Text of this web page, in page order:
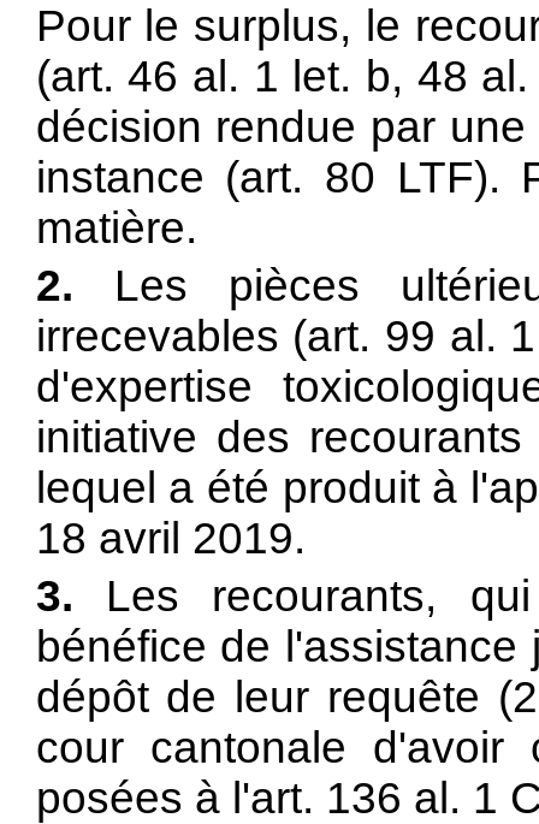
Pour le surplus, le
(art. 46 al. 1 let. b, 48
décision rendue par
instance (art. 80 LTF).
matière.
2. Les pièces
irrecevables (art. 99 al.
d'expertise
initiative des
lequel a été produit à
18 avril 2019.
3. Les recourants,
bénéfice de
dépôt de leur requête
cour cantonale d'avoir
posées à l'art. 136 al. 1